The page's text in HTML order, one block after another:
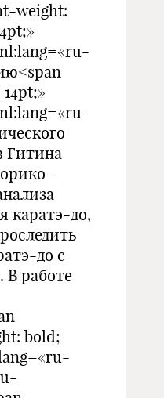
weight:
Гитина
каратэ-до,
до с
В работе
bold;